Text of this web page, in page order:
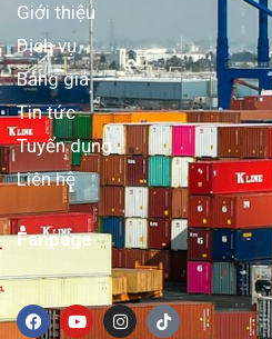
Giới thiệu
Dịch vụ
Bảng giá
Tin tức
Tuyển dụng
Liên hệ
Fanpage